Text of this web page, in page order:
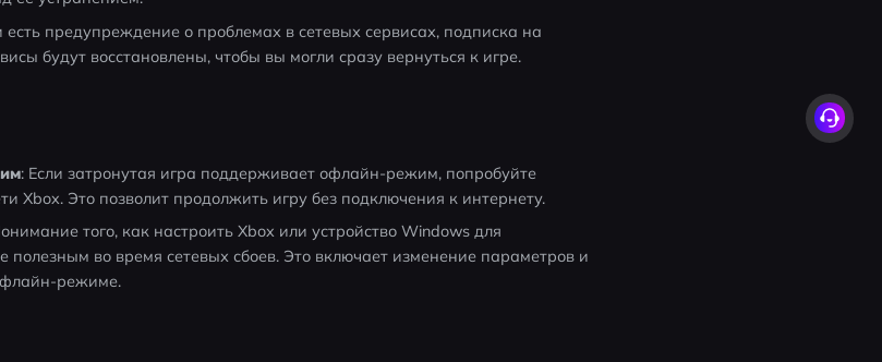
есть предупреждение о проблемах в сетевых сервисах, подписка на
будут восстановлены, чтобы вы могли сразу вернуться к игре.
: Если затронутая игра поддерживает офлайн-режим, попробуйте
Xbox. Это позволит продолжить игру без подключения к интернету.
того, как настроить Xbox или устройство Windows для
во время сетевых сбоев. Это включает изменение параметров и
режиме.